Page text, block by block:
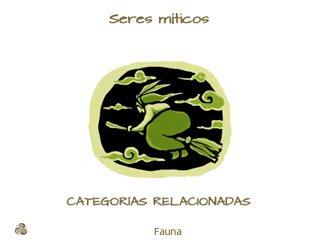
Seres míticos
CATEGORÍAS RELACIONADAS
Fauna